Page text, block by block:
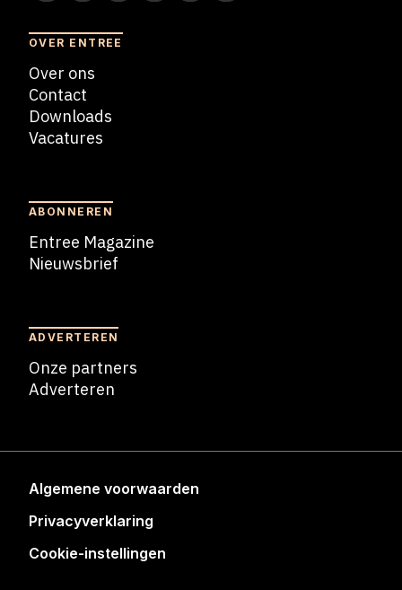
OVER ENTREE
Over ons
Contact
Downloads
Vacatures
ABONNEREN
Entree Magazine
Nieuwsbrief
ADVERTEREN
Onze partners
Adverteren
Algemene voorwaarden
Privacyverklaring
Cookie-instellingen